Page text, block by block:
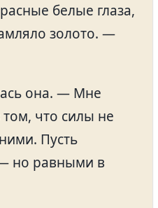
белые глаза,
золото. —
она. — Мне
что силы не
Пусть
но равными в